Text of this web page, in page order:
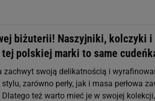
biżuterii! Naszyjniki, kolczyki i
polskiej marki to same
zachwyt swoją delikatnością i
zarówno perły, jak i masa perłowa
też warto mieć je w swojej